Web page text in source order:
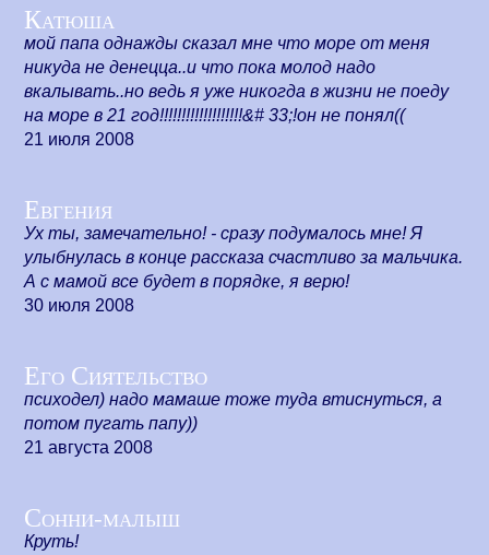
Катюша
мой папа однажды сказал мне что море от меня
никуда не денецца..и что пока молод надо
вкалывать..но ведь я уже никогда в жизни не поеду
на море в 21 год!!!!!!!!!!!!!!!!!!!&# 33;!он не понял((
21 июля 2008
Евгения
Ух ты, замечательно! - сразу подумалось мне! Я
улыбнулась в конце рассказа счастливо за мальчика.
А с мамой все будет в порядке, я верю!
30 июля 2008
Его Сиятельство
психодел) надо мамаше тоже туда втиснуться, а
потом пугать папу))
21 августа 2008
Сонни-малыш
Круть!